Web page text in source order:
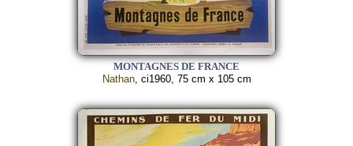
MONTAGNES DE FRANCE
Nathan, ci1960, 75 cm x 105 cm